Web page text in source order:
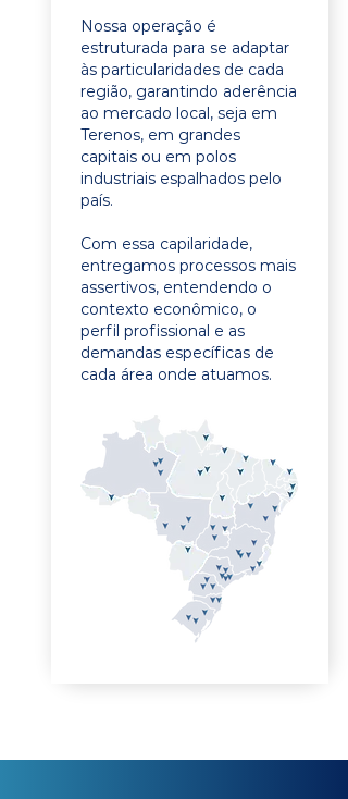
Nossa operação é
estruturada para se adaptar
às particularidades de cada
região, garantindo aderência
ao mercado local, seja em
Terenos, em grandes
capitais ou em polos
industriais espalhados pelo
país.
Com essa capilaridade,
entregamos processos mais
assertivos, entendendo o
contexto econômico, o
perfil profissional e as
demandas específicas de
cada área onde atuamos.